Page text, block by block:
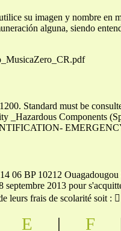
su imagen y nombre en
alguna, siendo
Standard must be
_Hazardous Components
06 BP 10212
2013 pour
leurs frais de scolarité soit :
E | F